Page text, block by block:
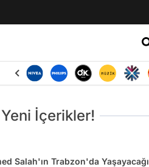
Yeni İçerikler!
Salah'ın Trabzon'da Yaşayacağı